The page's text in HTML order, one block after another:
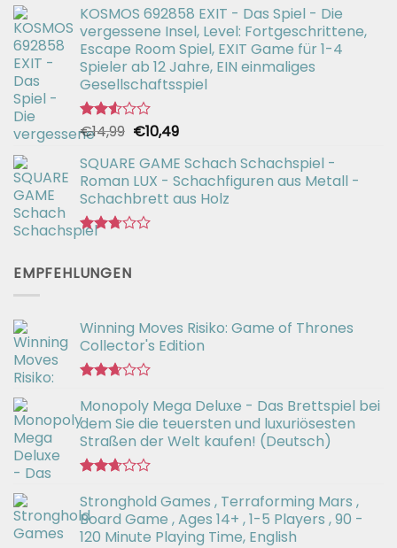
2.47
von 5
KOSMOS 692858 EXIT - Das Spiel - Die
vergessene Insel, Level: Fortgeschrittene,
Escape Room Spiel, EXIT Game für 1-4
Spieler ab 12 Jahre, EIN einmaliges
Gesellschaftsspiel
Bewertet
mit
2.52
von 5
€14,99 Ursprünglicher
war:
€14,99
€10,49Aktueller
ist:
€10,49.
SQUARE GAME Schach Schachspiel -
Roman LUX - Schachfiguren aus Metall -
Schachbrett aus Holz
2.73
EMPFEHLUNGEN
Winning Moves Risiko: Game of Thrones
Collector's Edition
mit
2.66
von 5
Monopoly Mega Deluxe - Das Brettspiel bei
dem Sie die teuersten und luxuriösesten
Straßen der Welt kaufen! (Deutsch)
mit
2.64
von 5
Stronghold Games , Terraforming Mars ,
Board Game , Ages 14+ , 1-5 Players , 90 -
120 Minute Playing Time, English